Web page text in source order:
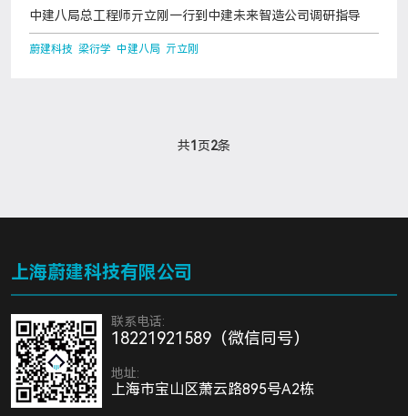
中建八局总工程师亓立刚一行到中建未来智造公司调研指导
蔚建科技 梁衍学 中建八局 亓立刚
共1 页2条
上海蔚建科技有限公司
联系电话:
18221921589（微信同号）
地址:
上海市宝山区萧云路895号A2栋